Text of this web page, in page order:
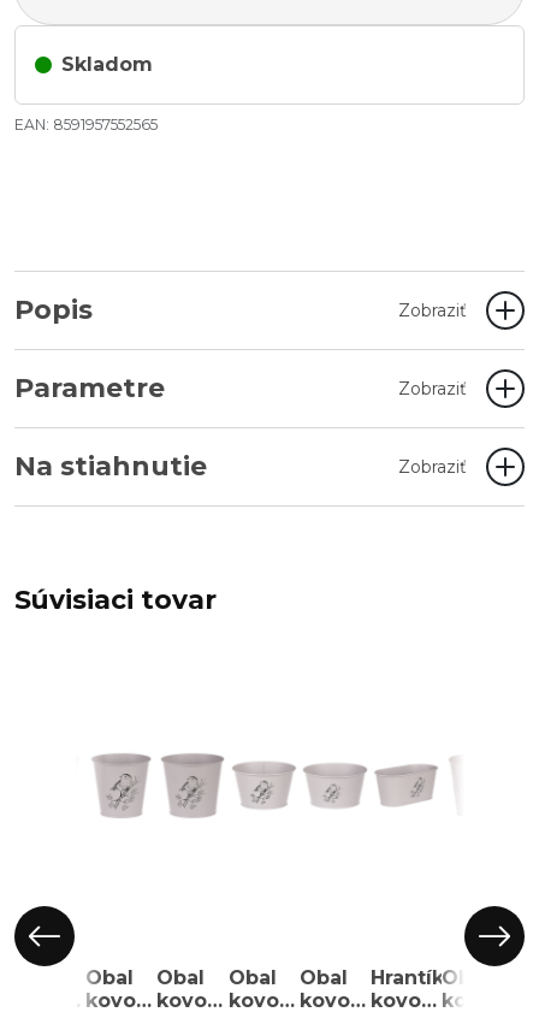
Skladom
EAN: 8591957552565
Popis Zobraziť
Parametre Zobraziť
Na stiahnutie Zobraziť
Súvisiaci tovar
kovový
Obal
kovový
Obal
kovový
Obal
kovový
Obal
kovový
Hrantík
kovový
Obal
kovový